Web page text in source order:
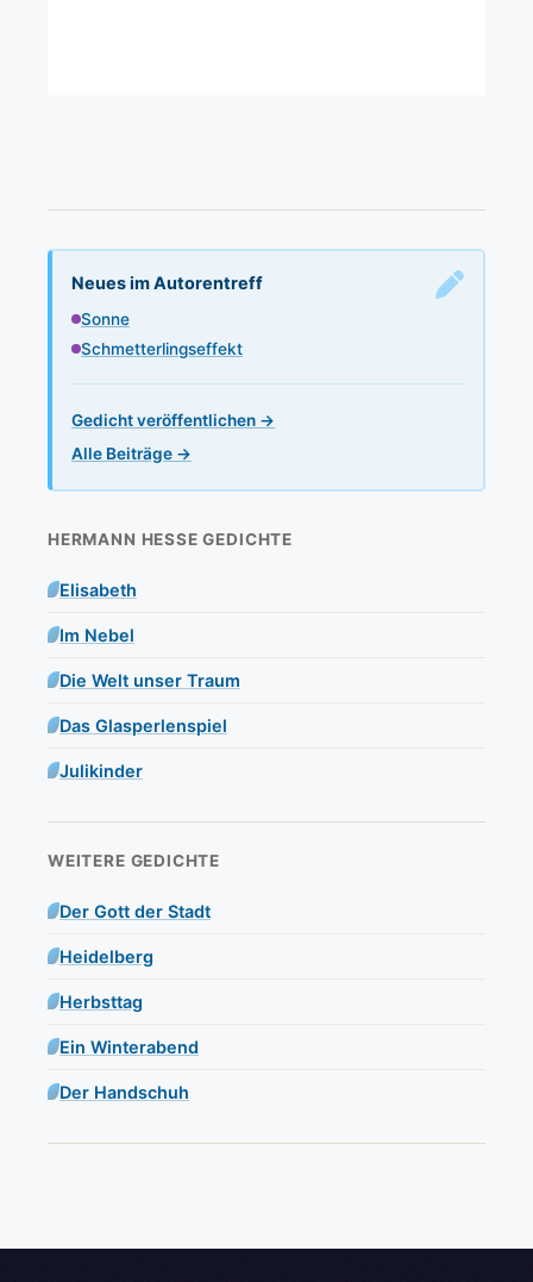
Neues im Autorentreff
Sonne
Schmetterlingseffekt
Gedicht veröffentlichen →
Alle Beiträge →
HERMANN HESSE GEDICHTE
Elisabeth
Im Nebel
Die Welt unser Traum
Das Glasperlenspiel
Julikinder
WEITERE GEDICHTE
Der Gott der Stadt
Heidelberg
Herbsttag
Ein Winterabend
Der Handschuh